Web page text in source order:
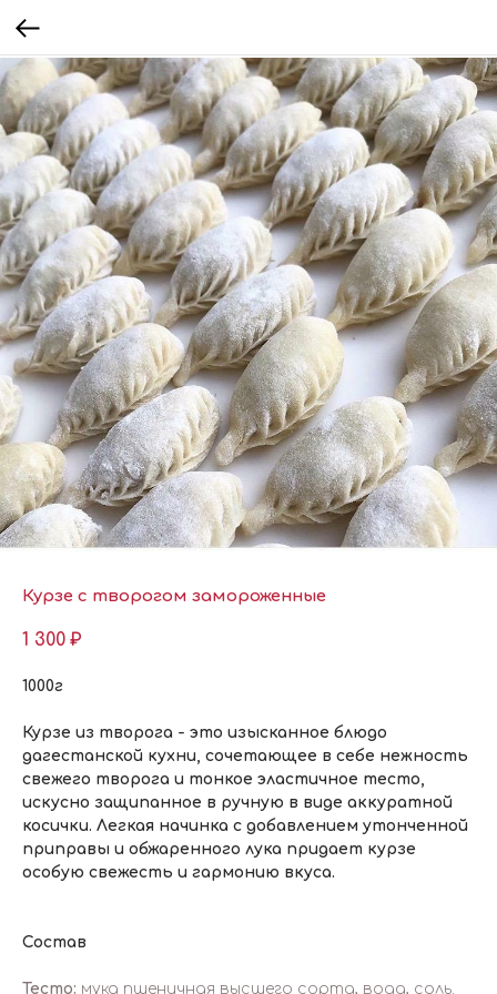
Курзе с творогом замороженные
1 300 ₽
1000г
Курзе из творога - это изысканное блюдо
дагестанской кухни, сочетающее в себе нежность
свежего творога и тонкое эластичное тесто,
искусно защипанное в ручную в виде аккуратной
косички. Легкая начинка с добавлением утонченной
приправы и обжаренного лука придает курзе
особую свежесть и гармонию вкуса.
Состав
Тесто: мука пшеничная высшего сорта, вода, соль.